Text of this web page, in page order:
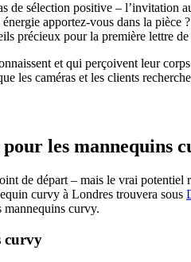
de sélection positive – l’invitation
apportez-vous dans la
précieux pour la première lettre de
et qui perçoivent leur
les caméras et les clients
les mannequins
de départ – mais le vrai
curvy à Londres trouvera sous
mannequins curvy.
curvy